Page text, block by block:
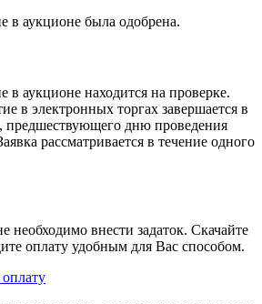
в аукционе была одобрена.
в аукционе находится на проверке.
в электронных торгах завершается в
предшествующего дню проведения
рассматривается в течение одного
необходимо внести задаток. Скачайте
оплату удобным для Вас способом.